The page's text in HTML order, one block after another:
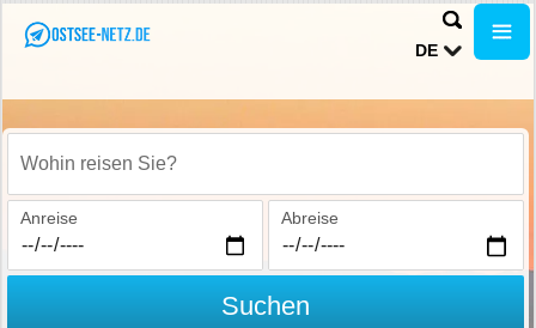
DE
Wohin reisen Sie?
Anreise Abreise
Suchen